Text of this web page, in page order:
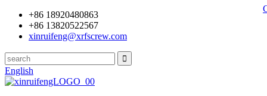
+86 18920480863
+86 13820522567
xinruifeng@xrfscrew.com
English